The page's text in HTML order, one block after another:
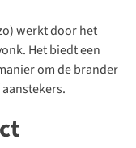
werkt door het
Het biedt een
om de brander